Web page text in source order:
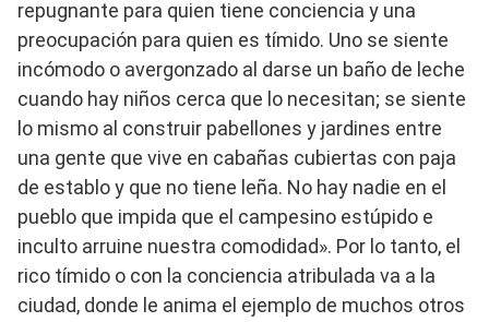
repugnante para quien tiene conciencia y una
preocupación para quien es tímido. Uno se siente
incómodo o avergonzado al darse un baño de leche
cuando hay niños cerca que lo necesitan; se siente
lo mismo al construir pabellones y jardines entre
una gente que vive en cabañas cubiertas con paja
de establo y que no tiene leña. No hay nadie en el
pueblo que impida que el campesino estúpido e
inculto arruine nuestra comodidad». Por lo tanto, el
rico tímido o con la conciencia atribulada va a la
ciudad, donde le anima el ejemplo de muchos otros